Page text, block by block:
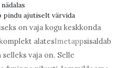
pindu ajutiselt värvida
on vaja kogu keskkonda
alatesImetappsisaldab
vaja on. Selle